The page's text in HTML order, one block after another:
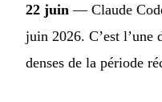
22 juin — Claude
juin 2026. C’est l’une
denses de la période